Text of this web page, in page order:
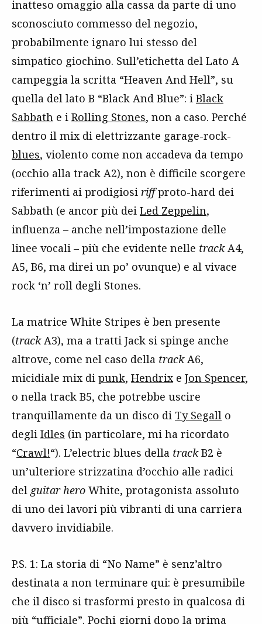
inatteso omaggio alla cassa da parte di uno
sconosciuto commesso del negozio,
probabilmente ignaro lui stesso del
simpatico giochino. Sull’etichetta del Lato A
campeggia la scritta “Heaven And Hell”, su
quella del lato B “Black And Blue”: i Black
Sabbath e i Rolling Stones, non a caso. Perché
dentro il mix di elettrizzante garage-rock-
blues, violento come non accadeva da tempo
(occhio alla track A2), non è difficile scorgere
riferimenti ai prodigiosi riffproto-hard dei
Sabbath (e ancor più dei Led Zeppelin,
influenza – anche nell’impostazione delle
linee vocali – più che evidente nelle trackA4,
A5, B6, ma direi un po’ ovunque) e al vivace
rock ‘n’ roll degli Stones.
La matrice White Stripes è ben presente
(trackA3), ma a tratti Jack si spinge anche
altrove, come nel caso della trackA6,
micidiale mix di punk, Hendrixe Jon Spencer,
o nella track B5, che potrebbe uscire
tranquillamente da un disco di Ty Segall o
degli Idles (in particolare, mi ha ricordato
“Crawl!“). L’electric blues della trackB2 è
un’ulteriore strizzatina d’occhio alle radici
del guitar hero White, protagonista assoluto
di uno dei lavori più vibranti di una carriera
davvero invidiabile.
P.S. 1: La storia di “No Name” è senz’altro
destinata a non terminare qui: è presumibile
che il disco si trasformi presto in qualcosa di
più “ufficiale”. Pochi giorni dopo la prima